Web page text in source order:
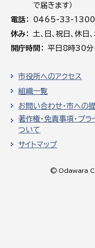
で届きます）
電話
0465-33-1300（
休み
土､日､祝日、休
開庁時間
平日8時30
市役所へのアクセス
組織一覧
お問い合わせ・市への
著作権・免責事項・プラ
ついて
サイトマップ
© Odawara